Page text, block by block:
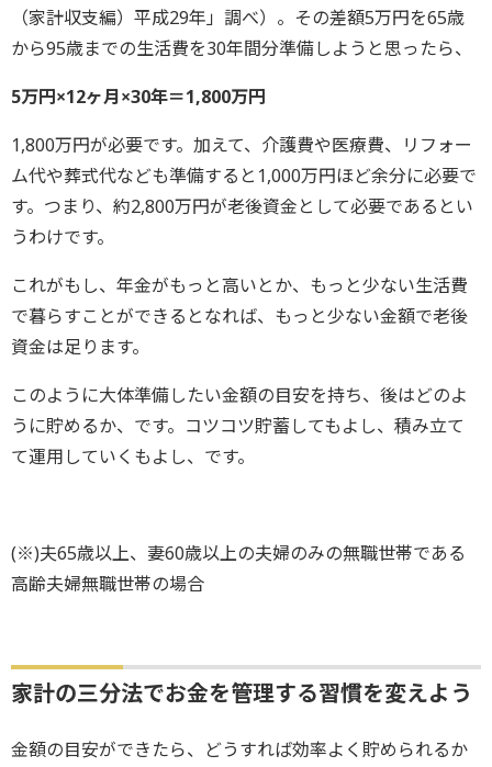
（家計収支編）平成29年」調べ）。その差額5万円を65歳
から95歳までの生活費を30年間分準備しようと思ったら、
5万円×12ヶ月×30年＝1,800万円
1,800万円が必要です。加えて、介護費や医療費、リフォー
ム代や葬式代なども準備すると1,000万円ほど余分に必要で
す。つまり、約2,800万円が老後資金として必要であるとい
うわけです。
これがもし、年金がもっと高いとか、もっと少ない生活費
で暮らすことができるとなれば、もっと少ない金額で老後
資金は足ります。
このように大体準備したい金額の目安を持ち、後はどのよ
うに貯めるか、です。コツコツ貯蓄してもよし、積み立て
て運用していくもよし、です。
(※)夫65歳以上、妻60歳以上の夫婦のみの無職世帯である
高齢夫婦無職世帯の場合
家計の三分法でお金を管理する習慣を変えよう
金額の目安ができたら、どうすれば効率よく貯められるか